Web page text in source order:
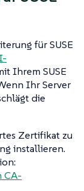
für SUSE
Ihrem SUSE
Ihr Server
die
Zertifikat zu
installieren.
CA-